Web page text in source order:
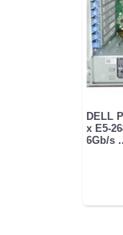
DELL
x E5-
6Gb/s